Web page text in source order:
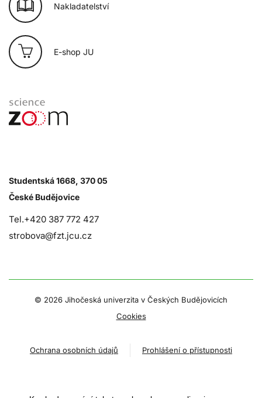
Nakladatelství
E-shop JU
Studentská 1668, 370 05
České Budějovice
Tel.+420 387 772 427
strobova@fzt.jcu.cz
© 2026 Jihočeská univerzita v Českých Budějovicích
Cookies
Ochrana osobních údajů Prohlášení o přístupnosti